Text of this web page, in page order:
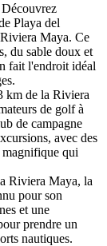
Découvrez
Playa del
Maya. Ce
du sable doux et
fait l'endroit idéal
km de la Riviera
de golf à
de campagne
avec des
magnifique qui
Riviera Maya, la
pour son
et une
prendre un
nautiques.